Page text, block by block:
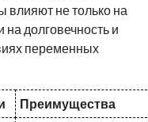
влияют не только на
долговечность и
переменных
Преимущества